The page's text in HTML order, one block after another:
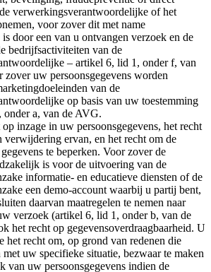
verwerkingsverantwoordelijke of het
voor zover dit met name
door een van u ontvangen verzoek en de
bedrijfsactiviteiten van de
– artikel 6, lid 1, onder f, van
uw persoonsgegevens worden
van de
op basis van uw toestemming
a, van de AVG.
inzage in uw persoonsgegevens, het recht
verwijdering ervan, en het recht om de
te beperken. Voor zover de
is voor de uitvoering van de
informatie- en educatieve diensten of de
een demo-account waarbij u partij bent,
daarvan maatregelen te nemen naar
verzoek (artikel 6, lid 1, onder b, van de
het recht op gegevensoverdraagbaarheid. U
het recht om, op grond van redenen die
uw specifieke situatie, bezwaar te maken
van uw persoonsgegevens indien de